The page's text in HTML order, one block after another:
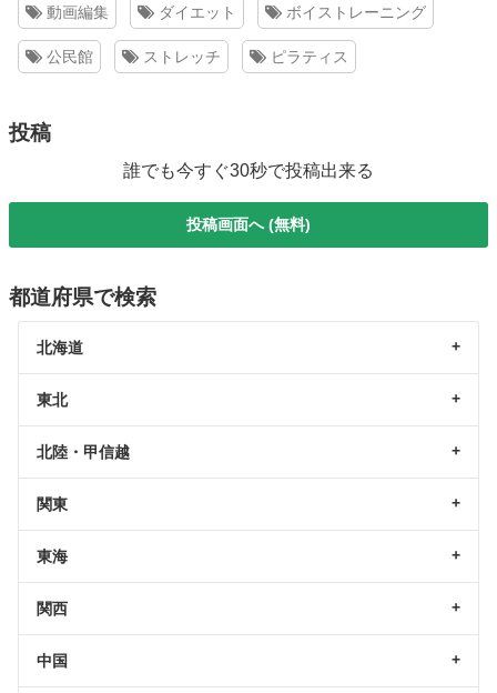
動画編集 ダイエット ボイストレーニング
公民館 ストレッチ ピラティス
投稿
誰でも今すぐ30秒で投稿出来る
投稿画面へ (無料)
都道府県で検索
北海道
東北
北陸・甲信越
関東
東海
関西
中国